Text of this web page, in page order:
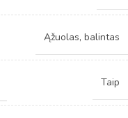
Ąžuolas, balintas
Taip